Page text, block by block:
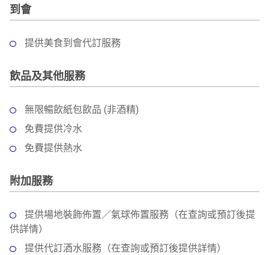
到會
提供美食到會代訂服務
飲品及其他服務
無限暢飲紙包飲品 (非酒精)
免費提供冷水
免費提供熱水
附加服務
提供場地裝飾佈置／氣球佈置服務（在查詢或預訂後提
供詳情）
提供代訂酒水服務（在查詢或預訂後提供詳情）